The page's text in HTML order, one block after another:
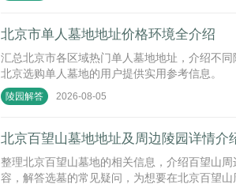
北京市单人墓地地址价格环境全介绍
汇总北京市各区域热门单人墓地地址，介绍不
北京选购单人墓地的用户提供实用参考信息。
陵园解答 2026-08-05
北京百望山墓地地址及周边陵园详情介
整理北京百望山墓地的相关信息，介绍百望山
容，解答选墓的常见疑问，为想要在北京百望山